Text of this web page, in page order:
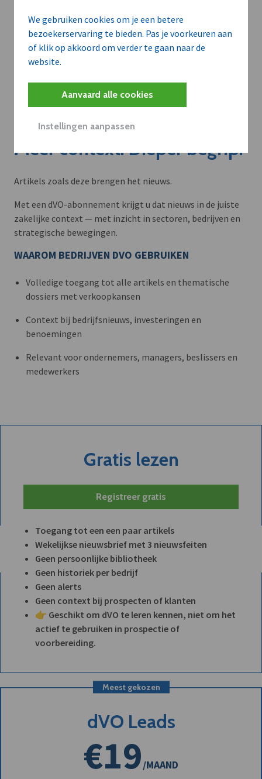
We gebruiken cookies om je een betere
bezoekerservaring te bieden. Pas je voorkeuren aan
of klik op akkoord om verder te gaan naar de
website.
Aanvaard alle cookies
Instellingen aanpassen
Meer context. Dieper begrip.
Artikels zoals deze brengen het nieuws.
Met een dVO-abonnement krijgt u dat nieuws in de juiste
zakelijke context — met inzicht in sectoren, bedrijven en
strategische bewegingen.
WAAROM BEDRIJVEN DVO GEBRUIKEN
Volledige toegang tot alle artikels en thematische
dossiers met verkoopkansen
Context bij bedrijfsnieuws, investeringen en
benoemingen
Relevant voor ondernemers, managers, beslissers en
medewerkers
Gratis lezen
Registreer gratis
Toegang tot een een paar artikels
Wekelijkse nieuwsbrief met 3 nieuwsfeiten
Geen persoonlijke bibliotheek
Geen historiek per bedrijf
Geen alerts
Geen context bij prospecten of klanten
👉 Geschikt om dVO te leren kennen, niet om het
actief te gebruiken in prospectie of
voorbereiding.
Meest gekozen
dVO Leads
€19/MAAND